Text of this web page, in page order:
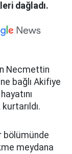
dağladı.
Necmettin
bağlı Akifiye
bölümünde
meydana